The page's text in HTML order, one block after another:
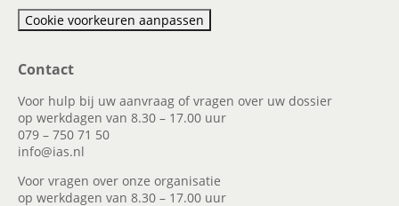
Cookie voorkeuren aanpassen
Contact
Voor hulp bij uw aanvraag of vragen over uw dossier
op werkdagen van 8.30 – 17.00 uur
079 – 750 71 50
info@ias.nl
Voor vragen over onze organisatie
op werkdagen van 8.30 – 17.00 uur